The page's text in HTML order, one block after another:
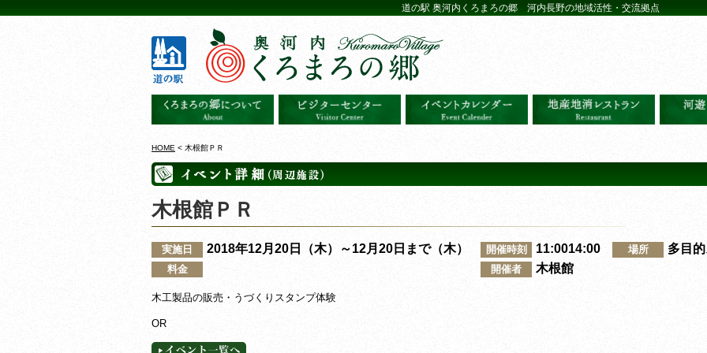
道の駅 奥河内くろまろの郷 河内長野の地域活性・交流拠点
HOME < 木根館ＰＲ
木根館ＰＲ
実施日 2018年12月20日（木）～12月20日まで（木） 開催時刻 11:0014:00 場所 多目
料金 開催者 木根館
木工製品の販売・うづくりスタンプ体験
OR